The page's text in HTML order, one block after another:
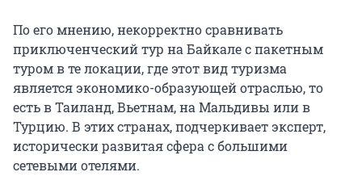
По его мнению, некорректно сравнивать
приключенческий тур на Байкале с пакетным
туром в те локации, где этот вид туризма
является экономико-образующей отраслью, то
есть в Таиланд, Вьетнам, на Мальдивы или в
Турцию. В этих странах, подчеркивает эксперт,
исторически развитая сфера с большими
сетевыми отелями.